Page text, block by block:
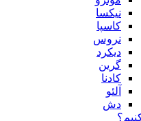
نیکسا
کاسپا
نروس
دیکرد
گرین
کادنا
آلئو
دش